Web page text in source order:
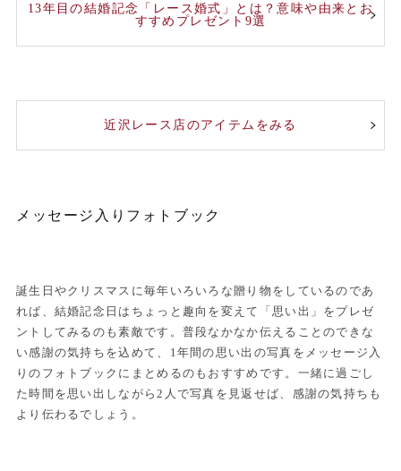
13年目の結婚記念「レース婚式」とは？意味や由来とお
すすめプレゼント9選
近沢レース店のアイテムをみる
メッセージ入りフォトブック
誕生日やクリスマスに毎年いろいろな贈り物をしているのであ
れば、結婚記念日はちょっと趣向を変えて「思い出」をプレゼ
ントしてみるのも素敵です。普段なかなか伝えることのできな
い感謝の気持ちを込めて、1年間の思い出の写真をメッセージ入
りのフォトブックにまとめるのもおすすめです。一緒に過ごし
た時間を思い出しながら2人で写真を見返せば、感謝の気持ちも
より伝わるでしょう。